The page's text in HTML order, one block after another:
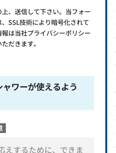
、送信して下さい。当フォー
SSL技術により暗号化されて
は当社プライバシーポリシー
だきます。
ワーが使えるよう